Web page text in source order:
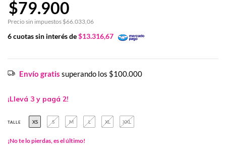
$79.900
6cuotas sin interés de$13.316,67
Precio sin impuestos $66.033,06
Envío gratis superando los $100.000
¡Llevá 3 y pagá 2!
TALLE XS S M L XL XXL
¡No te lo pierdas, es el último!